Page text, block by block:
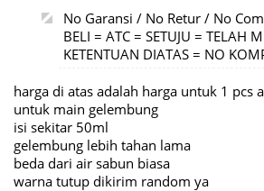
No Garansi / No Retur / No
BELI = ATC = SETUJU = TELAH
KETENTUAN DIATAS = NO
harga di atas adalah harga untuk 1 pcs
untuk main gelembung
isi sekitar 50ml
gelembung lebih tahan lama
beda dari air sabun biasa
warna tutup dikirim random ya